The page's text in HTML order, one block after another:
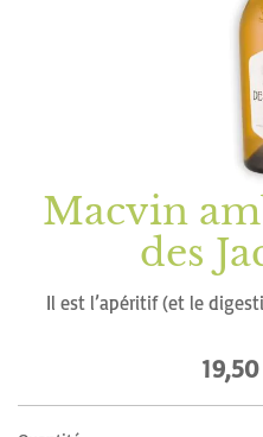
Passer
Macvin
des
Il est l’apéritif (et le